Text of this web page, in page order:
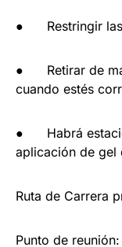
● Restringir las
● Retirar de
cuando estés
● Habrá
aplicación de gel
Ruta de Carrera
Punto de